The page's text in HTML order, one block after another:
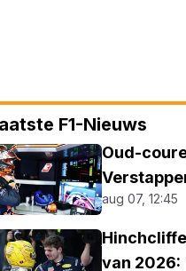
F1-Nieuws
Oud-
aug 07, 12:45
van 2026: